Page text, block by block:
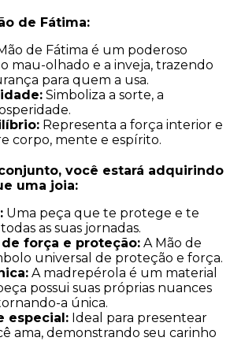
de Fátima:
de Fátima é um poderoso
mau-olhado e a inveja, trazendo
para quem a usa.
Simboliza a sorte, a
Representa a força interior e
corpo, mente e espírito.
você estará adquirindo
uma joia:
Uma peça que te protege e te
as suas jornadas.
força e proteção: A Mão de
universal de proteção e força.
A madrepérola é um material
possui suas próprias nuances
a única.
especial: Ideal para presentear
ama, demonstrando seu carinho